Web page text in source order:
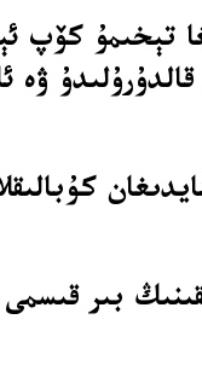
تېخىمۇ كۆپ
ۋە
بىر قىسمى